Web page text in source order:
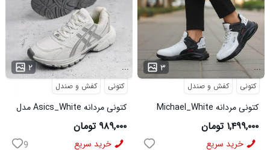
۲ ...
کتونی کفش و صندل
کتونی مردانه Asics_White مدل
3975
۹۸۹,۰۰۰ تومان
خرید سریع 9
۳ ...
کتونی کفش و صندل
کتونی مردانه Michael_White
مدل 3844
۱,۴۹۹,۰۰۰ تومان
خرید سریع